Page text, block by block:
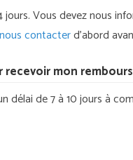
Vous devez nous
nous contacterd’abord
mon
délai de 7 à 10 jours à